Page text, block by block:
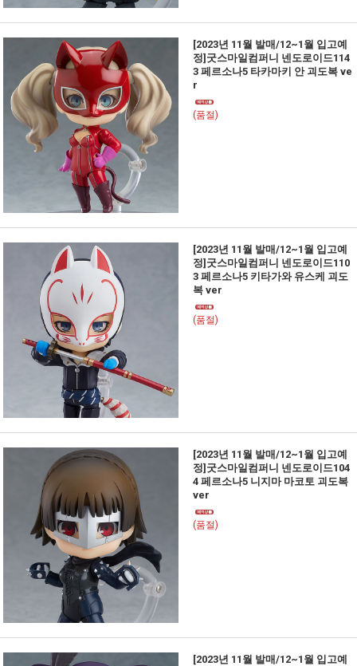
[2023년 11월 발매/12~1월 입고예
정]굿스마일컴퍼니 넨도로이드114
3 페르소나5 타카마키 안 괴도복 ve
r
(품절)
[2023년 11월 발매/12~1월 입고예
정]굿스마일컴퍼니 넨도로이드110
3 페르소나5 키타가와 유스케 괴도
복 ver
(품절)
[2023년 11월 발매/12~1월 입고예
정]굿스마일컴퍼니 넨도로이드104
4 페르소나5 니지마 마코토 괴도복
ver
(품절)
[2023년 11월 발매/12~1월 입고예